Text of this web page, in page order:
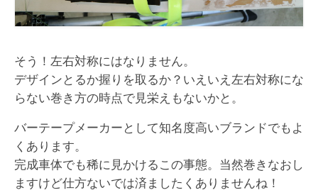
そう！左右対称にはなりません。
デザインとるか握りを取るか？いえいえ左右対称にな
らない巻き方の時点で見栄えもないかと。
バーテープメーカーとして知名度高いブランドでもよ
くあります。
完成車体でも稀に見かけるこの事態。当然巻きなおし
ますけど仕方ないでは済ましたくありませんね！